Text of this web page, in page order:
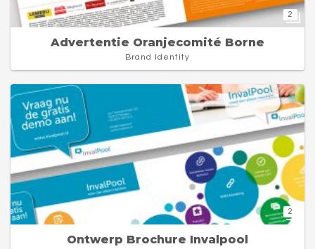
2
Advertentie Oranjecomité Borne
Brand Identity
2
Ontwerp Brochure Invalpool